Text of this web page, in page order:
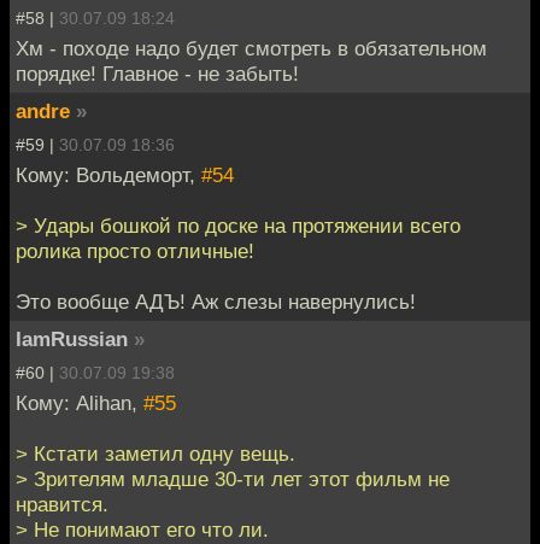
#58 | 30.07.09 18:24
Хм - походе надо будет смотреть в обязательном
порядке! Главное - не забыть!
andre »
#59 | 30.07.09 18:36
Кому: Вольдеморт, #54
> Удары бошкой по доске на протяжении всего
ролика просто отличные!
Это вообще АДЪ! Аж слезы навернулись!
IamRussian »
#60 | 30.07.09 19:38
Кому: Alihan, #55
> Кстати заметил одну вещь.
> Зрителям младше 30-ти лет этот фильм не
нравится.
> Не понимают его что ли.